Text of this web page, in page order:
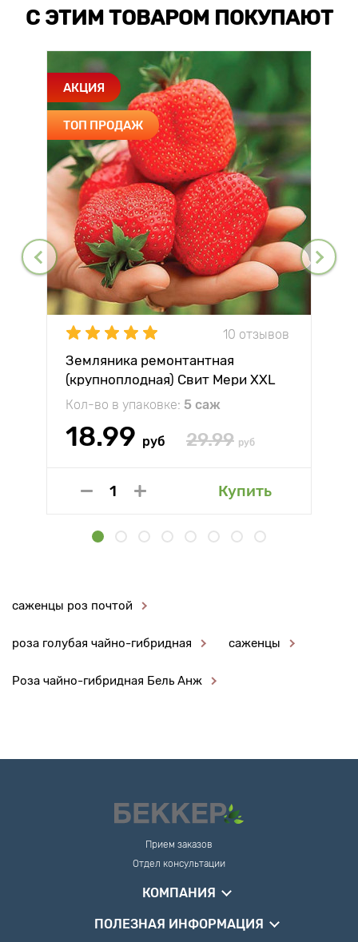
С ЭТИМ ТОВАРОМ ПОКУПАЮТ
АКЦИЯ
ТОП ПРОДАЖ
10 отзывов
Земляника ремонтантная
(крупноплодная) Свит Мери XXL
Кол-во в упаковке: 5 саж
18.99 руб 29.99 руб
Купить
саженцы роз почтой
роза голубая чайно-гибридная саженцы
Роза чайно-гибридная Бель Анж
Прием заказов
Отдел консультации
КОМПАНИЯ
ПОЛЕЗНАЯ ИНФОРМАЦИЯ